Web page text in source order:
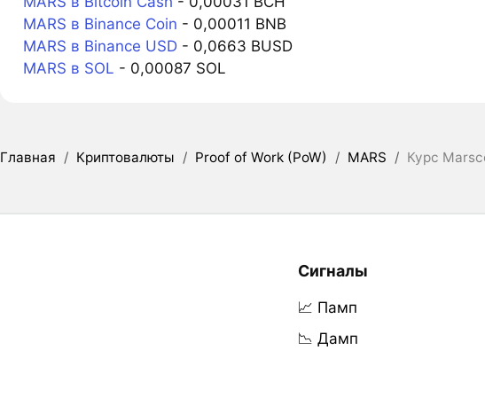
MARS в Binance Coin - 0,00011 BNB
MARS в Binance USD- 0,0663 BUSD
MARS в SOL - 0,00087 SOL
Главная / Криптовалюты / Proof of Work (PoW) / MARS / Курс
Сигналы
📈 Памп
📉 Дамп